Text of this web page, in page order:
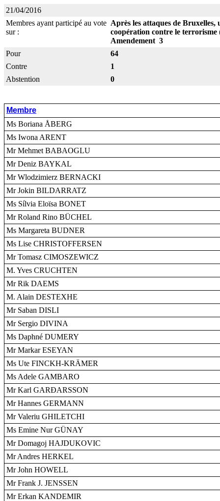
21/04/2016
Membres ayant participé au vote
sur :
Après les attaques de
coopération contre le terrorisme
Amendement 3
Pour
64
Contre
1
Abstention
0
Membre
Ms Boriana ÅBERG
Ms Iwona ARENT
Mr Mehmet BABAOGLU
Mr Deniz BAYKAL
Mr Wlodzimierz BERNACKI
Mr Jokin BILDARRATZ
Ms Sílvia Eloïsa BONET
Mr Roland Rino BÜCHEL
Ms Margareta BUDNER
Ms Lise CHRISTOFFERSEN
Mr Tomasz CIMOSZEWICZ
M. Yves CRUCHTEN
Mr Rik DAEMS
M. Alain DESTEXHE
Mr Saban DISLI
Mr Sergio DIVINA
Ms Daphné DUMERY
Mr Markar ESEYAN
Ms Ute FINCKH-KRÄMER
Ms Adele GAMBARO
Mr Karl GARÐARSSON
Mr Hannes GERMANN
Mr Valeriu GHILETCHI
Ms Emine Nur GÜNAY
Mr Domagoj HAJDUKOVIC
Mr Andres HERKEL
Mr John HOWELL
Mr Frank J. JENSSEN
Mr Erkan KANDEMIR